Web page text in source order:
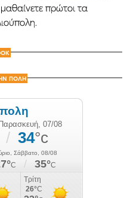
πρώτοι τα
ΠΟΛΗ